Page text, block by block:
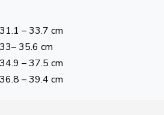
31.1 – 33.7 cm
33– 35.6 cm
34.9 – 37.5 cm
36.8 – 39.4 cm